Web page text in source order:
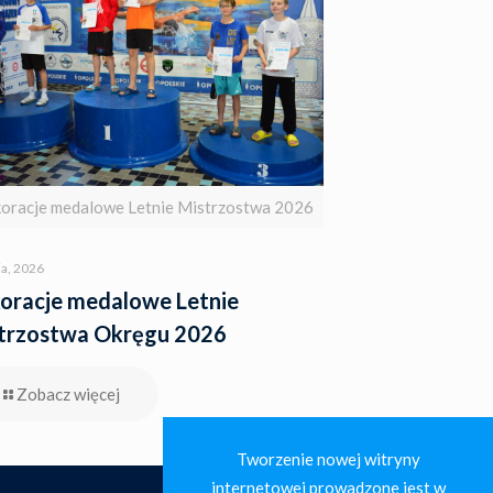
medalowe Letnie Mistrzostwa 2026
2026
medalowe Letnie
Okręgu 2026
Zobacz więcej
Tworzenie nowej witryny
internetowej prowadzone jest w